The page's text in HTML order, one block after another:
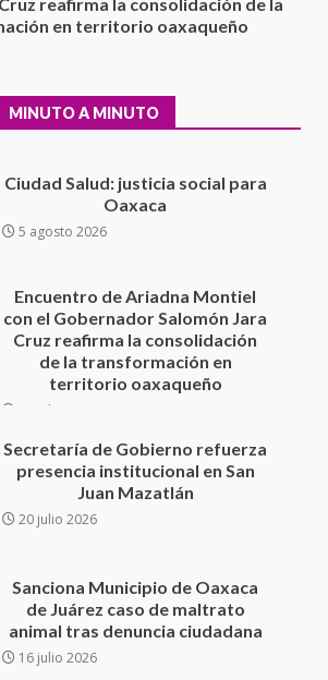
en territorio oaxaqueño
MINUTO A MINUTO
5 agosto 2026
5 agosto 2026
con el Gobernador Salomón Jara
Cruz reafirma la consolidación
de la transformación en
Secretaría de Gobierno refuerza
presencia institucional en San
Juan Mazatlán
20 julio 2026
Sanciona Municipio de Oaxaca
de Juárez caso de maltrato
animal tras denuncia ciudadana
16 julio 2026
California; FGR lo investiga por
presuntos delitos de
delincuencia organizada y
contrabando